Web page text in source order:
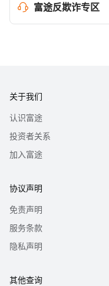
富途反欺诈专区
关于我们
认识富途
投资者关系
加入富途
协议声明
免责声明
服务条款
隐私声明
其他查询